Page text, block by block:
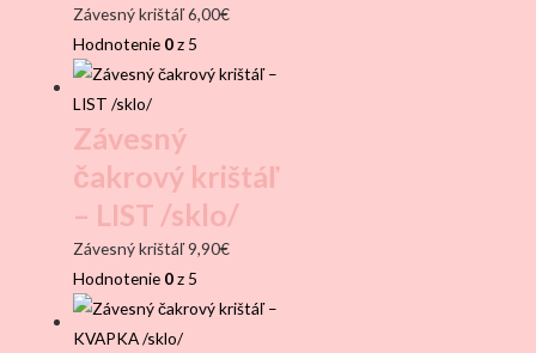
Závesný krištáľ6,00€
Hodnotenie 0z 5
Závesný
čakrový krištáľ
– LIST /sklo/
Závesný krištáľ9,90€
Hodnotenie 0z 5